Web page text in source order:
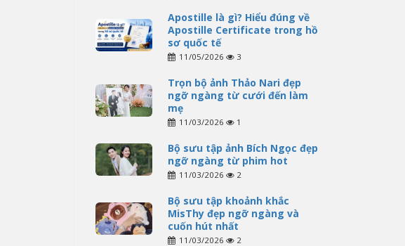
Apostille là gì? Hiểu đúng về
Apostille Certificate trong hồ
sơ quốc tế
11/05/2026 3
Trọn bộ ảnh Thảo Nari đẹp
ngỡ ngàng từ cưới đến làm
mẹ
11/03/2026 1
Bộ sưu tập ảnh Bích Ngọc đẹp
ngỡ ngàng từ phim hot
11/03/2026 2
Bộ sưu tập khoảnh khắc
MisThy đẹp ngỡ ngàng và
cuốn hút nhất
11/03/2026 2